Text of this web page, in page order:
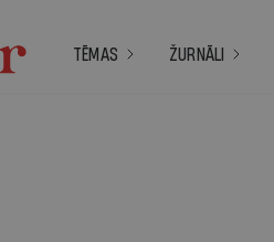
TĒMAS ŽURNĀLI